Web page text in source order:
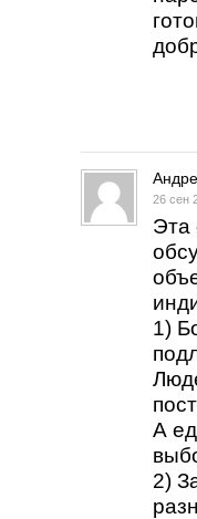
26 сен
Эта
1)
А
2)